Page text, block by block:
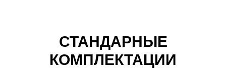
СТАНДАРНЫЕ
КОМПЛЕКТАЦИИ